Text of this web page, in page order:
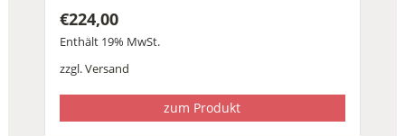
€224,00
Enthält 19% MwSt.
zzgl.Versand
zum Produkt